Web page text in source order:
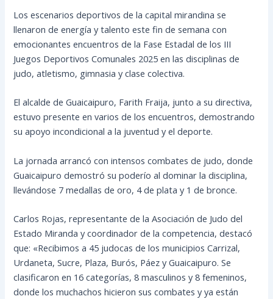
Los escenarios deportivos de la capital mirandina se
llenaron de energía y talento este fin de semana con
emocionantes encuentros de la Fase Estadal de los III
Juegos Deportivos Comunales 2025 en las disciplinas de
judo, atletismo, gimnasia y clase colectiva.
El alcalde de Guaicaipuro, Farith Fraija, junto a su directiva,
estuvo presente en varios de los encuentros, demostrando
su apoyo incondicional a la juventud y el deporte.
La jornada arrancó con intensos combates de judo, donde
Guaicaipuro demostró su poderío al dominar la disciplina,
llevándose 7 medallas de oro, 4 de plata y 1 de bronce.
Carlos Rojas, representante de la Asociación de Judo del
Estado Miranda y coordinador de la competencia, destacó
que: «Recibimos a 45 judocas de los municipios Carrizal,
Urdaneta, Sucre, Plaza, Burós, Páez y Guaicaipuro. Se
clasificaron en 16 categorías, 8 masculinos y 8 femeninos,
donde los muchachos hicieron sus combates y ya están